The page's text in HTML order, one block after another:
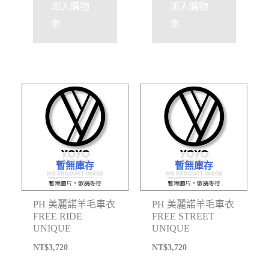
加入購物
車
加入購物
車
暫無庫存
PH 美麗諾羊毛車衣
FREE RIDE
UNIQUE
NT$3,720
暫無庫存
PH 美麗諾羊毛車衣
FREE STREET
UNIQUE
NT$3,720